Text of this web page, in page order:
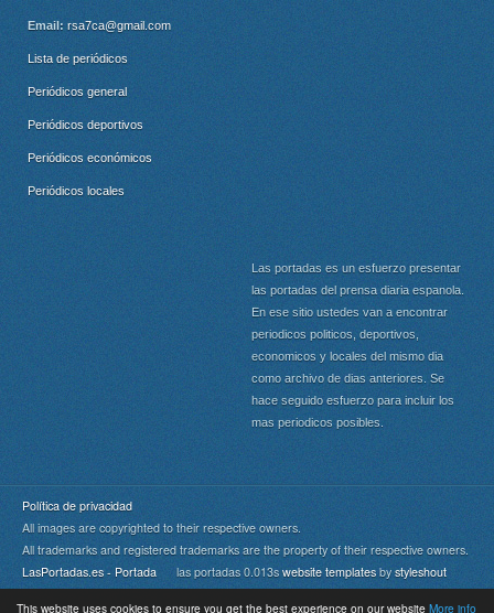
This website uses cookies to ensure you get the best experience on our website More info
Email: rsa7ca@gmail.com
Lista de periódicos
Periódicos general
Periódicos deportivos
Periódicos económicos
Periódicos locales
Las portadas es un esfuerzo presentar
las portadas del prensa diaria espanola.
En ese sitio ustedes van a encontrar
periodicos politicos, deportivos,
economicos y locales del mismo dia
como archivo de dias anteriores. Se
hace seguido esfuerzo para incluir los
mas periodicos posibles.
Política de privacidad
All images are copyrighted to their respective owners.
All trademarks and registered trademarks are the property of their respective owners.
LasPortadas.es - Portada las portadas 0.013s website templates by styleshout